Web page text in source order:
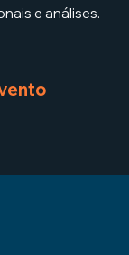
e análises.